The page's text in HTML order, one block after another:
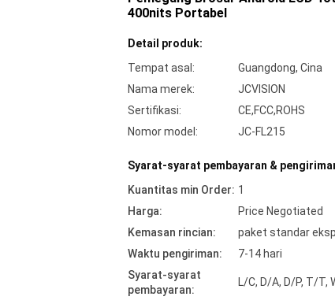
400nits Portabel
Detail produk:
Tempat asal:
Guangdong, Cina
Nama merek:
JCVISION
Sertifikasi:
CE,FCC,ROHS
Nomor model:
JC-FL215
Syarat-syarat pembayaran &
Kuantitas min Order: 1
Harga:
Price Negotiated
Kemasan rincian:
paket standar
Waktu pengiriman:
7-14 hari
Syarat-syarat
pembayaran:
L/C, D/A, D/P, T/T,